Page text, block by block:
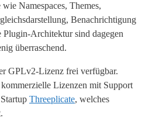
Namespaces, Themes,
Benachrichtigung
Architektur sind dagegen
überraschend.
GPLv2-Lizenz frei verfügbar.
Lizenzen mit Support
Threeplicate, welches